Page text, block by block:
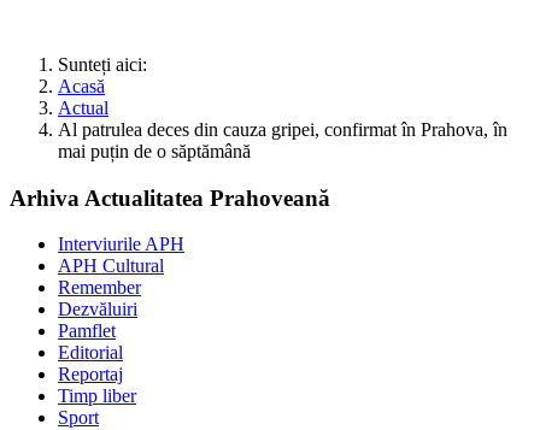
Sunteți aici:
Acasă
Actual
Al patrulea deces din cauza gripei, confirmat în Prahova, în
mai puțin de o săptămână
Arhiva Actualitatea Prahoveană
Interviurile APH
APH Cultural
Remember
Dezvăluiri
Pamflet
Editorial
Reportaj
Timp liber
Sport